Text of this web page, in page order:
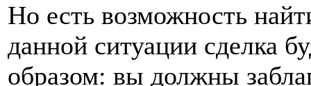
Но есть возможность
данной ситуации сделка
образом: вы должны